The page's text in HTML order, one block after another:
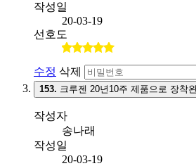
작성일
20-03-19
선호도
수정 삭제
153. 크루젠 20년10주 제품으로 장착
작성자
송나래
작성일
20-03-19